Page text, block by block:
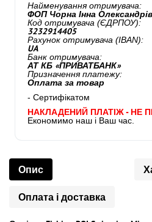
Найменування отримувача:
ФОП Чорна Інна
Код отримувача (ЄДРПОУ):
3232914405
Рахунок отримувача (IBAN):
UA
Банк отримувача:
АТ КБ «ПРИВАТБАНК»
Призначення платежу:
Оплата за товар
- Сертифікатом
НАКЛАДЕНИЙ ПЛАТІЖ - НЕ
Економимо наш і Ваш час.
Опис
Оплата і доставка